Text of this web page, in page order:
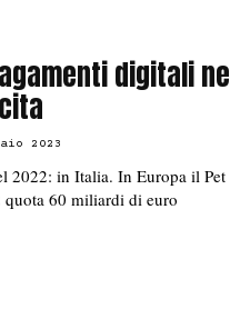
digitali ne
2023
2022: in Italia. In Europa il Pet
quota 60 miliardi di euro